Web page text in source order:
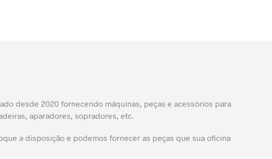
desde 2020 fornecendo máquinas, peças e acessórios para
aparadores, sopradores, etc.
a disposição e podemos fornecer as peças que sua oficina